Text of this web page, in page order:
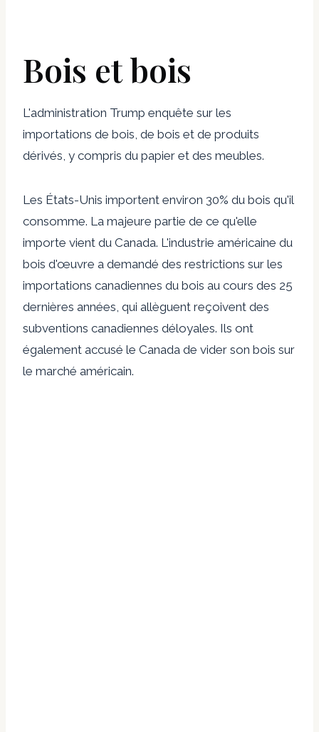
Bois et bois
L'administration Trump enquête sur les
importations de bois, de bois et de produits
dérivés, y compris du papier et des meubles.
Les États-Unis importent environ 30% du bois qu'il
consomme. La majeure partie de ce qu'elle
importe vient du Canada. L'industrie américaine du
bois d'œuvre a demandé des restrictions sur les
importations canadiennes du bois au cours des 25
dernières années, qui allèguent reçoivent des
subventions canadiennes déloyales. Ils ont
également accusé le Canada de vider son bois sur
le marché américain.